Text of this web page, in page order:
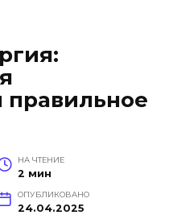
правильное
НА ЧТЕНИЕ
2 мин
ОПУБЛИКОВАНО
24.04.2025